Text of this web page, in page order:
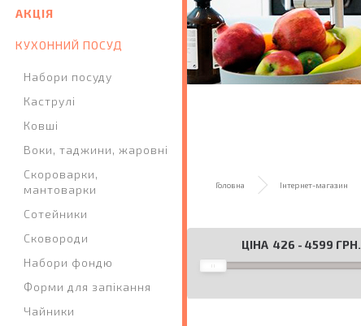
АКЦІЯ
КУХОННИЙ ПОСУД
Набори посуду
Каструлі
Ковші
Воки, таджини, жаровні
Скороварки,
мантоварки
Сотейники
Сковороди
Набори фондю
Форми для запікання
Чайники
Головна Інтернет-магазин
ЦІНА 426 - 4599 ГРН.